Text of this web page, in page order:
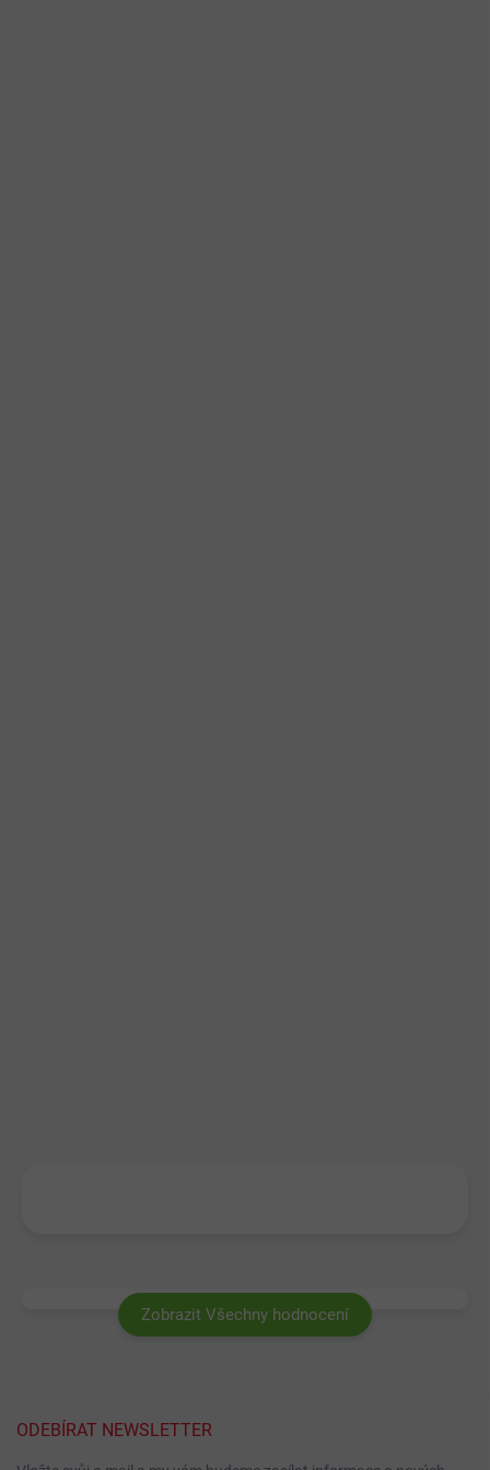
Zobrazit Všechny hodnocení
ODEBÍRAT NEWSLETTER